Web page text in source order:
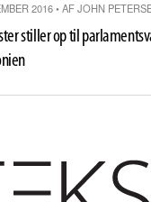
2016 • AF JOHN
stiller op til